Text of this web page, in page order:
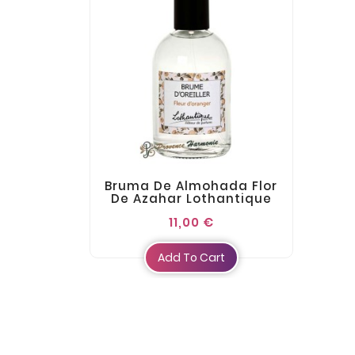
Bruma De Almohada Flor
De Azahar Lothantique
11,00 €
Add To Cart